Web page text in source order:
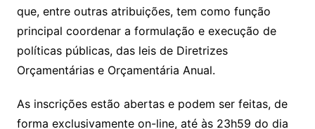
que, entre outras atribuições, tem como função
principal coordenar a formulação e execução de
políticas públicas, das leis de Diretrizes
Orçamentárias e Orçamentária Anual.
As inscrições estão abertas e podem ser feitas, de
forma exclusivamente on-line, até às 23h59 do dia